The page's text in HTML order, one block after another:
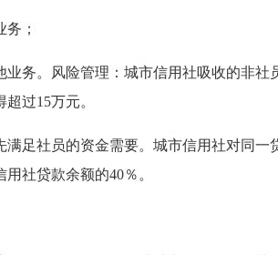
；
。风险管理：城市信用社吸收的非社
过15万元。
社员的资金需要。城市信用社对同一
社贷款余额的40％。